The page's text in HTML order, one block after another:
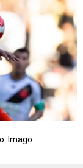
Imago.